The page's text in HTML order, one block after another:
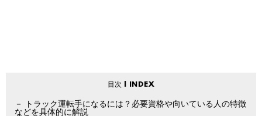
トラック運転手になるには？必要資格や向いている人の特徴
などを具体的に解説